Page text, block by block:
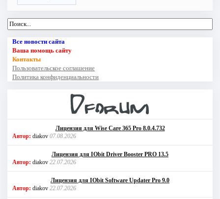
Все новости сайта
Ваша помощь сайту
Контакты
Пользовательское соглашение
Политика конфиденциальности
Лицензия для Wise Care 365 Pro 8.0.4.732
Автор: diakov 07.08.2026
Лицензия для IObit Driver Booster PRO 13.5
Автор: diakov 22.07.2026
Лицензия для IObit Software Updater Pro 9.0
Автор: diakov 22.07.2026